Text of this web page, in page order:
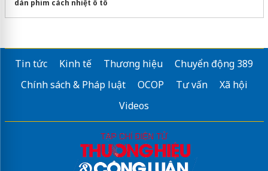
dán phim cách nhiệt ô tô
Tin tức Kinh tế Thương hiệu
Chuyển động 389
Chính sách & Pháp luật
OCOP Tư vấn
Xã hội
Videos